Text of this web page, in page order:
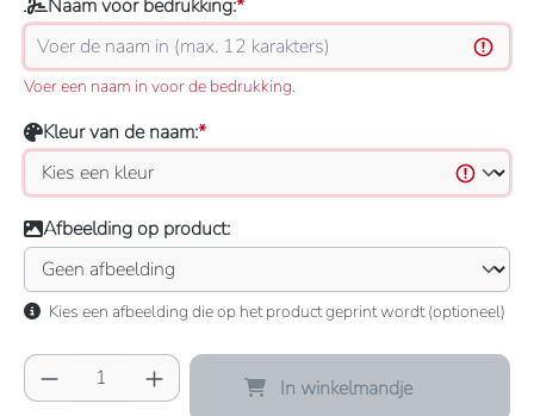
Naam voor bedrukking:*
Voer een naam in voor de bedrukking.
Kleur van de naam:*
Afbeelding op product:
Kies een afbeelding die op het product geprint wordt (optioneel)
Producthoeveelheid: Voer de gewenste
In winkelmandje